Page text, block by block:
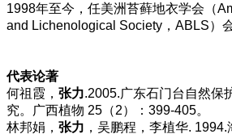
1998年至今，任美洲苔藓地衣学会（
and Lichenological Society，ABLS）
代表论著
何祖霞， 张力.2005.广东石门台自然保
究。广西植物 25（2）：399-405。
林邦娟， 张力 ，吴鹏程，李植华.